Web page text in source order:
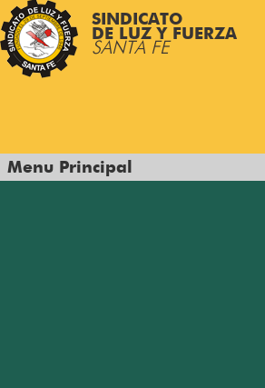
SINDICATO
DE LUZ Y FUERZA
SANTA FE
Menu Principal